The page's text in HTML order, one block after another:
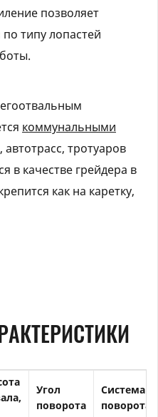
позволяет
типу лопастей
коммунальными
тротуаров
в качестве грейдера в
как на каретку,
Угол
поворота
Система
поворота